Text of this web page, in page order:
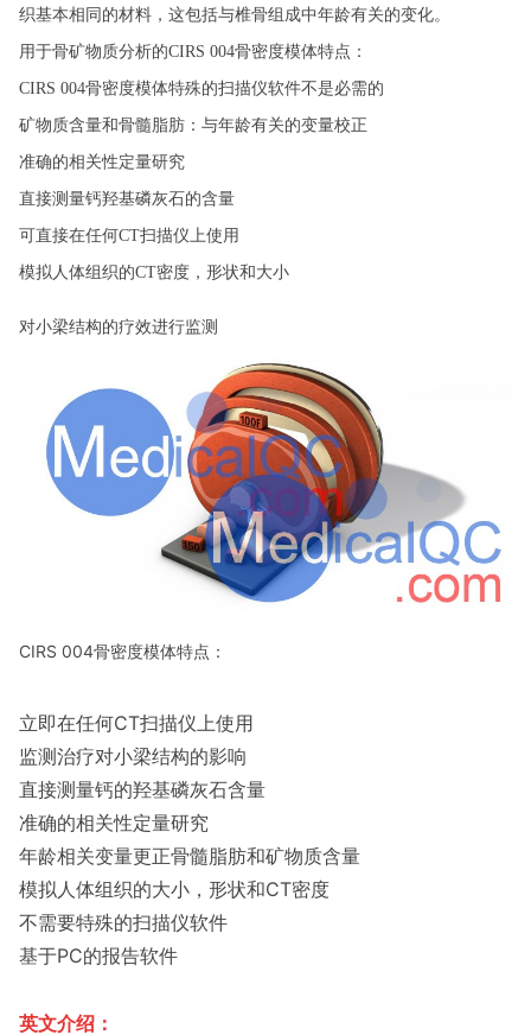
织基本相同的材料，这包括与椎骨组成中年龄有关的变化。
用于骨矿物质分析的CIRS 004骨密度模体特点：
CIRS 004骨密度模体特殊的扫描仪软件不是必需的
矿物质含量和骨髓脂肪：与年龄有关的变量校正
准确的相关性定量研究
直接测量钙羟基磷灰石的含量
可直接在任何CT扫描仪上使用
模拟人体组织的CT密度，形状和大小
对小梁结构的疗效进行监测
CIRS 004骨密度模体特点：
立即在任何CT扫描仪上使用
监测治疗对小梁结构的影响
直接测量钙的羟基磷灰石含量
准确的相关性定量研究
年龄相关变量更正骨髓脂肪和矿物质含量
模拟人体组织的大小，形状和CT密度
不需要特殊的扫描仪软件
基于PC的报告软件
英文介绍：